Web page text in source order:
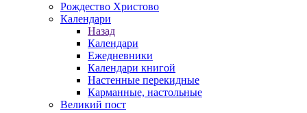
Рождество Христово
Календари
Назад
Календари
Ежедневники
Календари книгой
Настенные перекидные
Карманные, настольные
Великий пост